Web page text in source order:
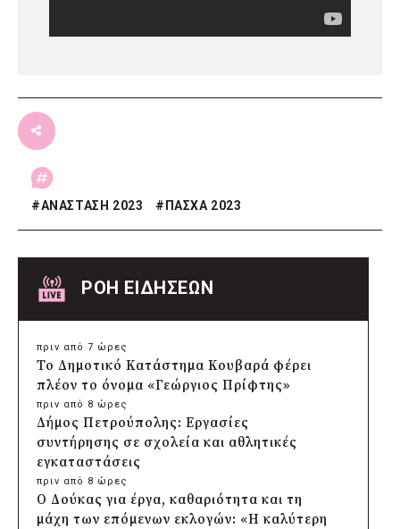
#ΑΝΑΣΤΑΣΗ 2023 # ΠΑΣΧΑ 2023
ΡΟΗ ΕΙΔΗΣΕΩΝ
πριν από 7 ώρες
Το Δημοτικό Κατάστημα Κουβαρά φέρει
πλέον το όνομα «Γεώργιος Πρίφτης»
πριν από 8 ώρες
Δήμος Πετρούπολης: Εργασίες
συντήρησης σε σχολεία και αθλητικές
εγκαταστάσεις
πριν από 8 ώρες
Ο Δούκας για έργα, καθαριότητα και τη
μάχη των επόμενων εκλογών: «Η καλύτερη